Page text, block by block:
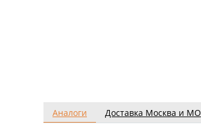
Аналоги Доставка Москва и МО